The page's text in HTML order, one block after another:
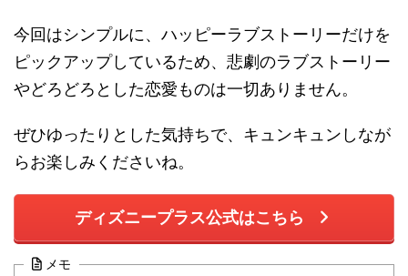
今回はシンプルに、ハッピーラブストーリーだけを
ピックアップしているため、悲劇のラブストーリー
やどろどろとした恋愛ものは一切ありません。
ぜひゆったりとした気持ちで、キュンキュンしなが
らお楽しみくださいね。
ディズニープラス公式はこちら
メモ